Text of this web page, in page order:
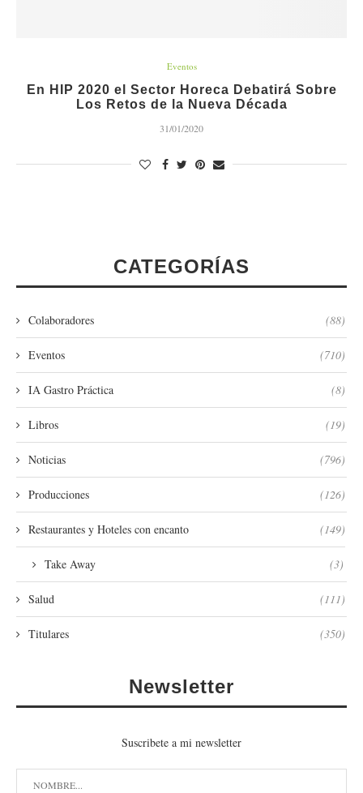
Eventos
En HIP 2020 el Sector Horeca Debatirá Sobre
Los Retos de la Nueva Década
31/01/2020
CATEGORÍAS
Colaboradores (88)
Eventos (710)
IA Gastro Práctica (8)
Libros (19)
Noticias (796)
Producciones (126)
Restaurantes y Hoteles con encanto (149)
Take Away (3)
Salud (111)
Titulares (350)
Newsletter
Suscribete a mi newsletter